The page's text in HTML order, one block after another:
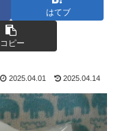
はてブ
コピー
2025.04.01 2025.04.14